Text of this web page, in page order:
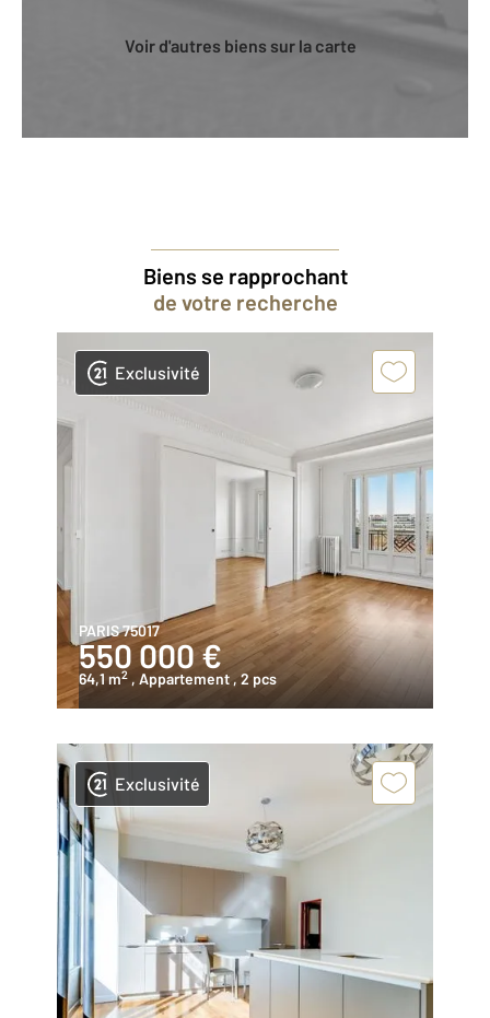
Voir d'autres biens sur la carte
Biens se rapprochant
de votre recherche
Exclusivité
PARIS 75017
550 000 €
64,1 m2 , Appartement, 2 pcs
Exclusivité